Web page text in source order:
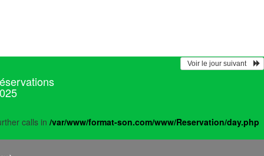
  Voir le jour suivant
calls in /var/www/format-son.com/www/Reservation/day.php